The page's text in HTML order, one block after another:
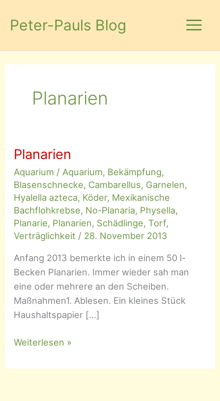
InhaltPeter-Pauls Blog
Planarien
Planarien
Aquarium / Aquarium, Bekämpfung,
Blasenschnecke, Cambarellus, Garnelen,
Hyalella azteca, Köder, Mexikanische
Bachflohkrebse, No-Planaria, Physella,
Planarie, Planarien, Schädlinge, Torf,
Verträglichkeit / 28. November 2013
Anfang 2013 bemerkte ich in einem 50 l-
Becken Planarien. Immer wieder sah man
eine oder mehrere an den Scheiben.
Maßnahmen1. Ablesen. Ein kleines Stück
Haushaltspapier […]
Planarien
Weiterlesen »